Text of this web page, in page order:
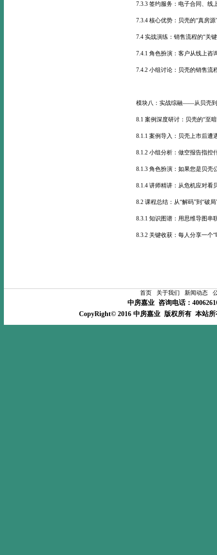
7.3.3 签约服务：电子合同、线
7.3.4 核心优势：贝壳的“真房
7.4 实战演练：销售流程的“关
7.4.1 角色扮演：客户从线上咨
7.4.2 小组讨论：贝壳的销售流
模块八：实战综融——从贝壳到
8.1 案例深度研讨：贝壳的“至
8.1.1 案例导入：贝壳上市后遭
8.1.2 小组分析：做空报告指控
8.1.3 角色扮演：如果您是贝壳
8.1.4 讲师精讲：从危机应对看
8.2 课程总结：从“解码”到“破局
8.3.1 知识图谱：用思维导图串
8.3.2 关键收获：每人分享一个
首页 关于我们 新闻动态
中房嘉业 咨询电话：
CopyRight© 2016 中房嘉业 版权所有 本站